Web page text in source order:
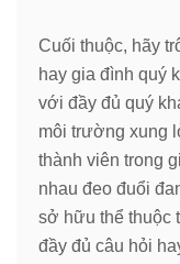
Cuối thuộc, hãy
hay gia đình quý
với đầy đủ quý
môi trường xung
thành viên trong
nhau đeo đuổi
sở hữu thể thuộc
đầy đủ câu hỏi